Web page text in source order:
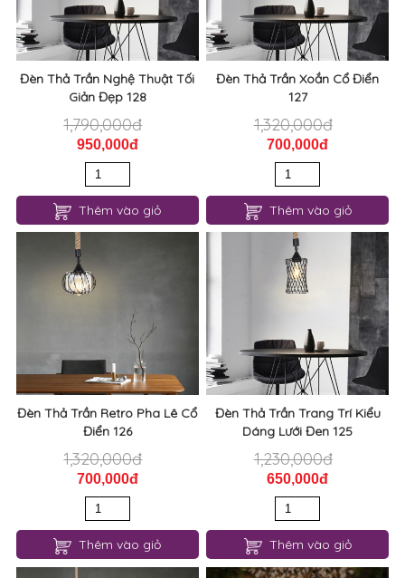
Đèn Thả Trần Nghệ Thuật Tối
Giản Đẹp 128
1,790,000đ
950,000đ
Thêm vào giỏ
Đèn Thả Trần Xoắn Cổ Điển
127
1,320,000đ
700,000đ
Thêm vào giỏ
Đèn Thả Trần Retro Pha Lê Cổ
Điển 126
1,320,000đ
700,000đ
Thêm vào giỏ
Đèn Thả Trần Trang Trí Kiểu
Dáng Lưới Đen 125
1,230,000đ
650,000đ
Thêm vào giỏ